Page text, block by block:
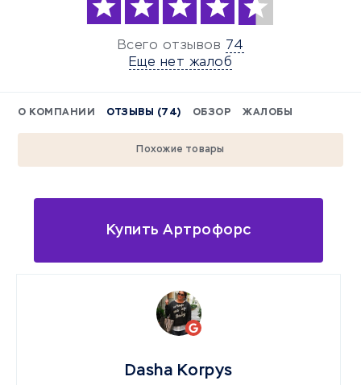
Всего отзывов 74
Еще нет жалоб
О КОМПАНИИ ОТЗЫВЫ (74) ОБЗОР ЖАЛОБЫ
Похожие товары
Купить Артрофорс
Dasha Korpys